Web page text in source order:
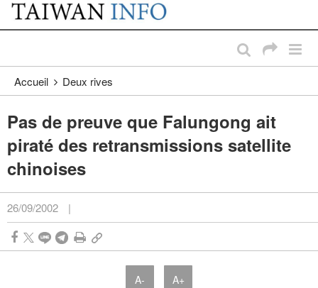
Passer au contenu principal
:::
Accueil Deux rives
Pas de preuve que Falungong ait
piraté des retransmissions satellite
chinoises
26/09/2002 |
A- A+